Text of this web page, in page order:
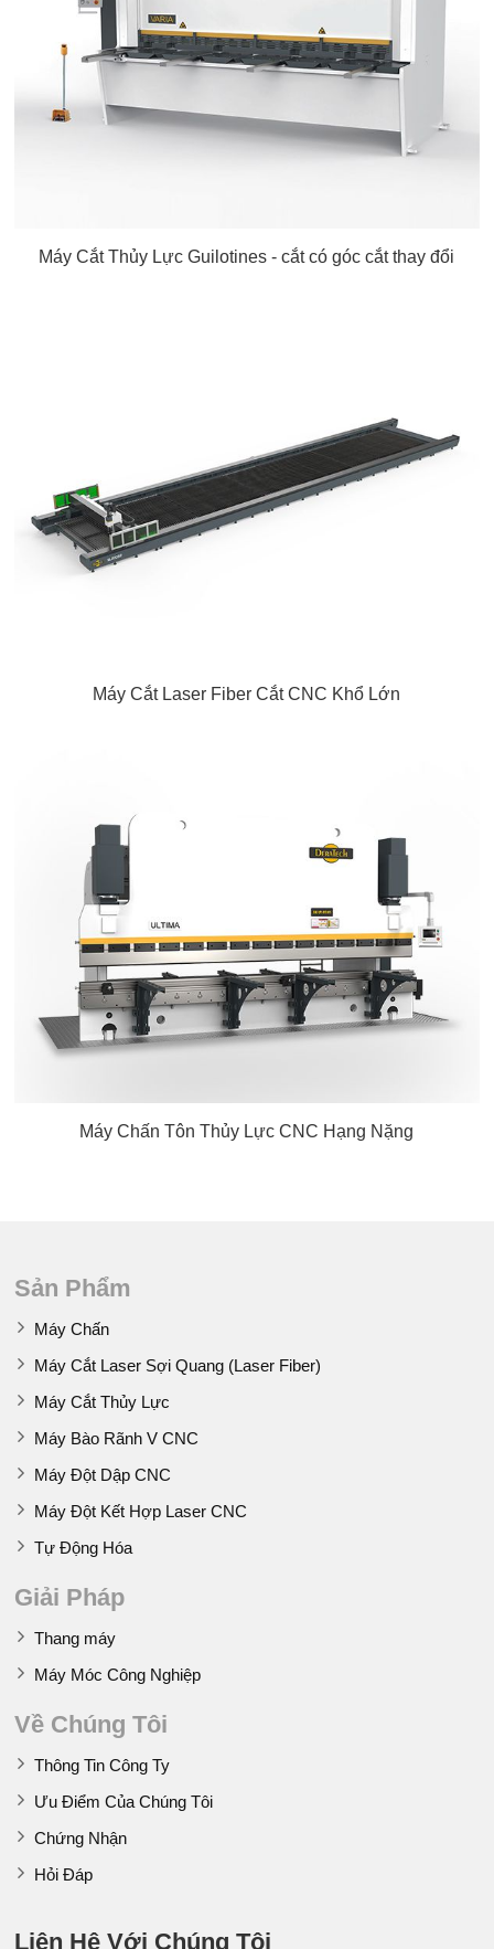
Máy Cắt Thủy Lực Guilotines - cắt có góc cắt thay đổi
Máy Cắt Laser Fiber Cắt CNC Khổ Lớn
Máy Chấn Tôn Thủy Lực CNC Hạng Nặng
Sản Phẩm
Máy Chấn
Máy Cắt Laser Sợi Quang (Laser Fiber)
Máy Cắt Thủy Lực
Máy Bào Rãnh V CNC
Máy Đột Dập CNC
Máy Đột Kết Hợp Laser CNC
Tự Động Hóa
Giải Pháp
Thang máy
Máy Móc Công Nghiệp
Về Chúng Tôi
Thông Tin Công Ty
Ưu Điểm Của Chúng Tôi
Chứng Nhận
Hỏi Đáp
Liên Hệ Với Chúng Tôi